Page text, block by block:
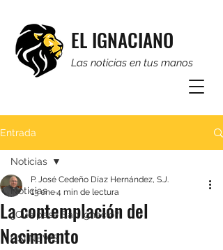
EL IGNACIANO
Las noticias en tus manos
Entrada
Noticias
¿Qué pasa San Ignacio?
CSI NEWS
Noticias
La contemplación del
Nacimiento
P. José Cedeño Díaz Hernández, S.J.
13 ene4 min de lectura